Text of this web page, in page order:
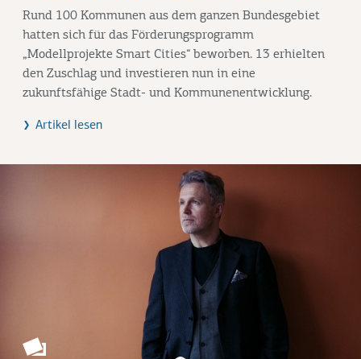
Rund 100 Kommunen aus dem ganzen Bundesgebiet
hatten sich für das Förderungsprogramm
„Modellprojekte Smart Cities“ beworben. 13 erhielten
den Zuschlag und investieren nun in eine
zukunftsfähige Stadt- und Kommunenentwicklung.
Artikel lesen